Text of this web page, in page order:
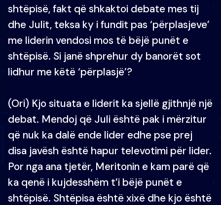
shtëpisë, fakt që shkaktoi debate mes tij
dhe Julit, teksa ky i fundit pas ‘përplasjeve’
me liderin vendosi mos të bëjë punët e
shtëpisë. Si janë shprehur dy banorët sot
lidhur me këtë ‘përplasjë’?
(Ori) Kjo situata e liderit ka sjellë gjithnjë një
debat. Mendoj që Juli është pak i mërzitur
që nuk ka dalë ende lider edhe pse prej
disa javësh është hapur televotimi për lider.
Por nga ana tjetër, Meritonin e kam parë që
ka qenë i kujdesshëm t’i bëjë punët e
shtëpisë. Shtëpisa është xixë dhe kjo është